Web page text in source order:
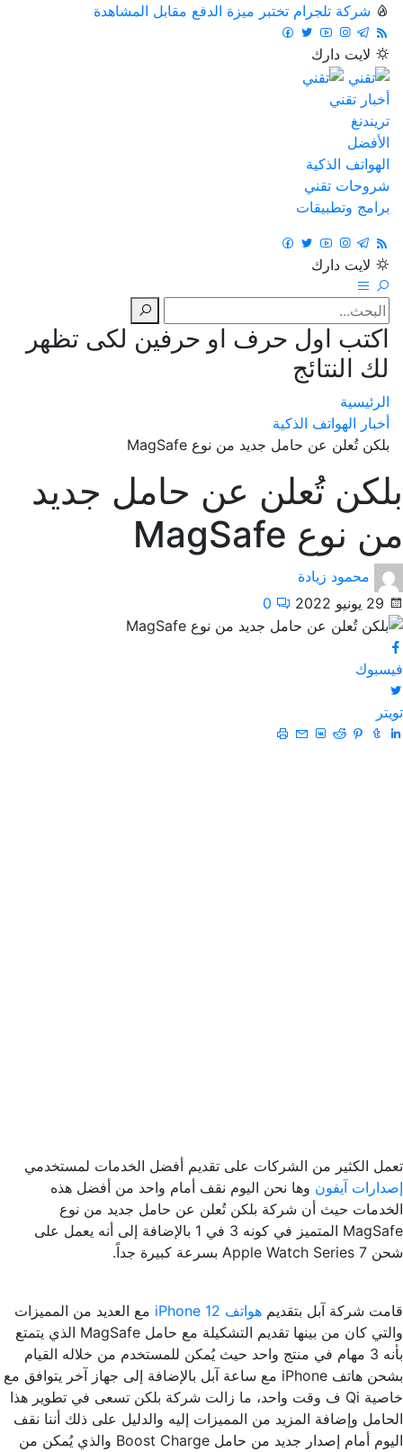
شركة تلجرام تختبر ميزة الدفع مقابل المشاهدة
لايت دارك
أخبار تقني
تريندنغ
الأفضل
الهواتف الذكية
شروحات تقني
برامج وتطبيقات
لايت دارك
اكتب اول حرف او حرفين لكى تظهر
لك النتائج
الرئيسية
أخبار الهواتف الذكية
بلكن تُعلن عن حامل جديد من نوع MagSafe
بلكن تُعلن عن حامل جديد
من نوع MagSafe
محمود زيادة
29 يونيو 2022
0
فيسبوك
تويتر
تعمل الكثير من الشركات على تقديم أفضل الخدمات لمستخدمي
إصدارات آيفون وها نحن اليوم نقف أمام واحد من أفضل هذه
الخدمات حيث أن شركة بلكن تُعلن عن حامل جديد من نوع
MagSafe المتميز في كونه 3 في 1 بالإضافة إلى أنه يعمل على
شحن Apple Watch Series 7 بسرعة كبيرة جداً.
قامت شركة آبل بتقديم هواتف iPhone 12
مع العديد من المميزات
والتي كان من بينها تقديم التشكيلة مع حامل MagSafe الذي يتمتع
بأنه 3 مهام في منتج واحد حيث يُمكن للمستخدم من خلاله القيام
بشحن هاتف iPhone مع ساعة آبل بالإضافة إلى جهاز آخر يتوافق مع
خاصية Qi ف وقت واحد، ما زالت شركة بلكن تسعى في تطوير هذا
الحامل وإضافة المزيد من المميزات إليه والدليل على ذلك أننا نقف
اليوم أمام إصدار جديد من حامل Boost Charge والذي يُمكن من